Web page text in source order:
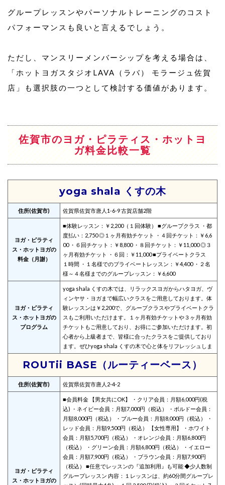
グループレッスンやパーソナルトレーニングのコスト
パフォーマンスも良いと言えるでしょう。
ただし、マンスリーメンバーシップを考える場合は、
「ホットヨガスタジオLAVA（ラバ） モラージュ佐賀
店」も選択肢の一つとして検討する価値があります。
佐賀市のヨガ・ピラティス・ホットヨ
ガ料金比較一覧
yoga shala くすの木
住所(佐賀市) 佐賀県佐賀市唐人1-6-9 古賀店舗2階
ヨガ・ピラティ
ス・ホットヨガの
料金（月謝）
■体験レッスン：￥2,200（１回体験） ■グループクラス ・都
度払い：2,750 ◎１ヶ月有効チケット ・４回チケット：￥6,6
00 ・６回チケット：￥8,800 ・８回チケット：￥11,000 ◎３
ヶ月有効チケット ・６回：￥11,000 ■プライベートクラス
１時間 ・１名様でのプライベートレッスン：￥4,400 ・２名
様～４名様までのグループレッスン：￥6,600
ヨガ・ピラティ
ス・ホットヨガの
プログラム
yoga shala くすの木では、リラックスヨガからハタヨガ、ヴ
ィンヤサ・ヨガまで幅広いクラスをご用意しております。体
験レッスンは￥2,200で、グループクラスやプライベートクラ
スもご利用いただけます。１ヶ月有効チケットや３ヶ月有効
チケットもご用意しており、お得にご参加いただけます。初
心者から上級者まで、皆様に合ったクラスをご提供しており
ます。ぜひyoga shala くすの木で心と体をリフレッシュしま
ROUTii BASE（ルーティーベース）
住所(佐賀市) 佐賀県佐賀市唐人2-4-2
ヨガ・ピラティ
ス・ホットヨガの
■会員料金 【男女共にOK】 ・クリア会員：月額6,000円(税
込) ・ネイビー会員：月額7,000円（税込） ・ボルドー会員：
月額8,000円（税込） ・ブルー会員：月額8,000円（税込） ・
レッド会員：月額9,500円（税込） 【女性専用】 ・ホワイト
会員：月額5,700円（税込） ・オレンジ会員：月額6,800円
（税込） ・グリーン会員：月額6,800円（税込） ・イエロー
会員：月額7,900円（税込） ・ブラウン会員：月額7,900円
（税込） ■任意でレッスンの『追加利用』も可能 ◆少人数制
グループレッスン 内容：１レッスンは、約60分間グループレ